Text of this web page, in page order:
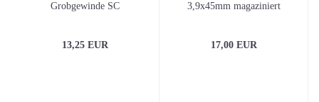
Grobgewinde SC
13,25 EUR
3,9x45mm magaziniert
17,00 EUR